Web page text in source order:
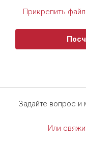
Прикрепить
Задайте вопрос
Или